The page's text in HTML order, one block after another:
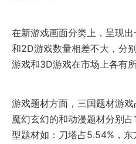
在新游戏画面分类上，呈现
和2D游戏数量相差不大，分
游戏和3D游戏在市场上各有所
游戏题材方面，三国题材游
魔幻玄幻的和动漫题材分别
型题材如：刀塔占5.54%，